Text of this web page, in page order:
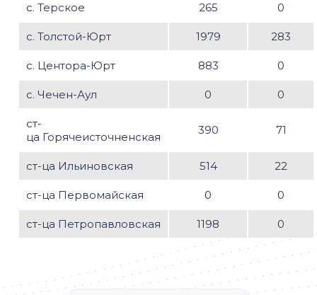
с. Терское 265 0
с. Толстой-Юрт 1979 283
с. Центора-Юрт 883 0
с. Чечен-Аул 0 0
ст-
ца Горячеисточненская
390 71
ст-ца Ильиновская 514 22
ст-ца Первомайская 0 0
ст-ца Петропавловская 1198 0